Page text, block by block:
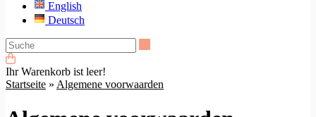
English
Deutsch
Ihr Warenkorb ist leer!
Startseite » Algemene voorwaarden